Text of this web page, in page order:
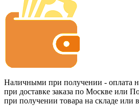
Наличными при получении - оплата
при доставке заказа по Москве или
при получении товара на складе или